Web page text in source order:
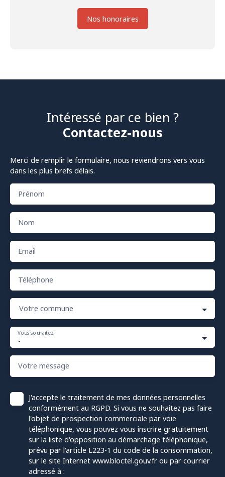
Nos honoraires
Intéressé par ce bien ?
Contactez-nous
Merci de remplir le formulaire, nous reviendrons vers vous
dans les plus brefs délais.
Prénom
Nom
Email
Téléphone
Votre commune
-
Vous souhaitez
Votre message
J'accepte le traitement de mes données personnelles
conformément au RGPD. Si vous ne souhaitez pas faire
l'objet de prospection commerciale par voie
téléphonique, vous pouvez vous inscrire gratuitement
sur la liste d'opposition au démarchage téléphonique,
prévu par l'article L223-1 du code de la consommation,
sur le site Internet www.bloctel.gouv.fr ou par courrier
adressé à :